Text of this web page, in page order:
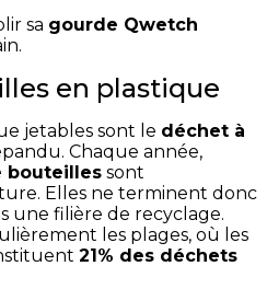
sa gourde Qwetch
en plastique
jetables sont le déchet à
Chaque année,
bouteilles sont
Elles ne terminent donc
une filière de recyclage.
les plages, où les
21% des déchets